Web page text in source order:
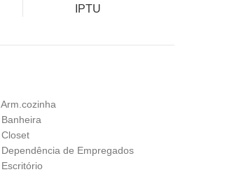
IPTU
Arm.cozinha
Banheira
Closet
Dependência de Empregados
Escritório